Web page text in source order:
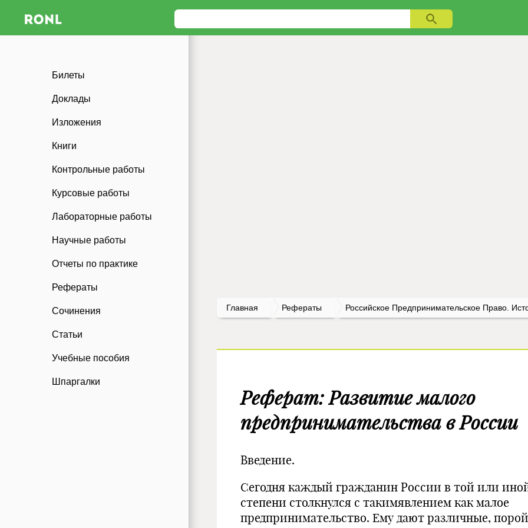
Билеты
Доклады
Изложения
Книги
Контрольные работы
Курсовые работы
Лабораторные работы
Научные работы
Отчеты по практике
Рефераты
Сочинения
Статьи
Учебные пособия
Шпаргалки
Главная Рефераты Российское Предпринимательское Право.
Реферат: Развитие малого
предпринимательства в России
Введение.
Сегодня каждый гражданин России в той или
степени столкнулся с такимявлением как малое
предпринимательство. Ему дают различные, порой